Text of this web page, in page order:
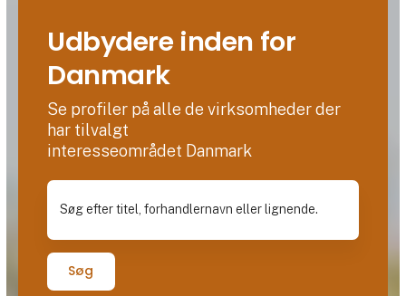
Udbydere inden for
Danmark
Se profiler på alle de virksomheder der
har tilvalgt
interesseområdet Danmark
Søg efter titel, forhandlernavn eller lignende.
Søg